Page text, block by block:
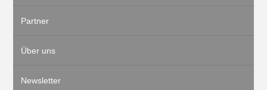
Partner
Über uns
Newsletter